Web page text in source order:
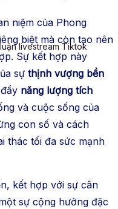
livestream Tiktok
niệm của Phong
biệt mà còn tạo nên
Sự kết hợp này
sự thịnh vượng bền
năng lượng tích
và cuộc sống của
con số và cách
thác tối đa sức mạnh
kết hợp với sự cân
sự cộng hưởng đặc